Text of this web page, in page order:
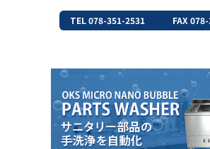
TEL 078-351-2531 FAX